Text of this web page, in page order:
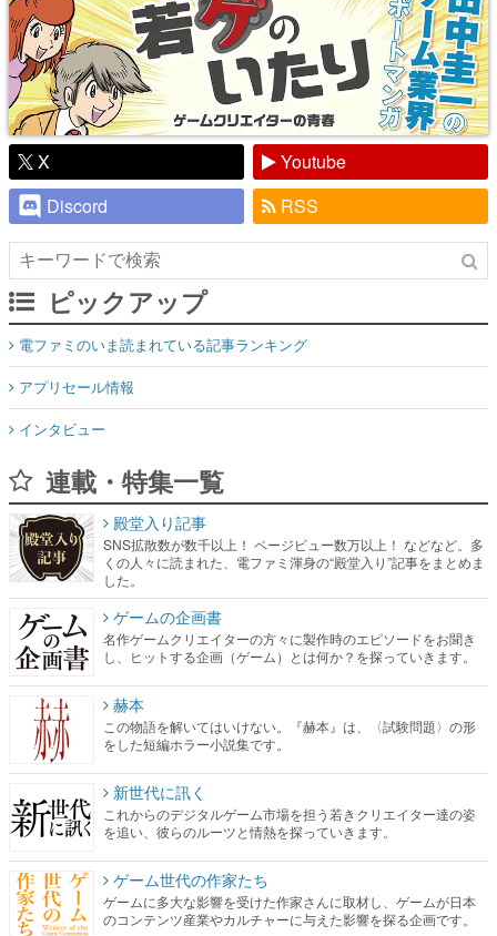
X
Youtube
Discord
RSS
ピックアップ
電ファミのいま読まれている記事ランキング
アプリセール情報
インタビュー
連載・特集一覧
くの人々に読まれた、電ファミ渾身の“殿堂入り”記事をまとめま
した。
ゲームの企画書
名作ゲームクリエイターの方々に製作時のエピソードをお聞き
し、ヒットする企画（ゲーム）とは何か？を探っていきます。
赫本
この物語を解いてはいけない。『赫本』は、〈試験問題〉の形
をした短編ホラー小説集です。
新世代に訊く
これからのデジタルゲーム市場を担う若きクリエイター達の姿
を追い、彼らのルーツと情熱を探っていきます。
ゲーム世代の作家たち
ゲームに多大な影響を受けた作家さんに取材し、ゲームが日本
のコンテンツ産業やカルチャーに与えた影響を探る企画です。
日本モバイルゲーム産業史
日本のモバイルゲーム史における主要なトピック・タイトルを
網羅するほか、開発者へのインタビューや識者による解説を掲